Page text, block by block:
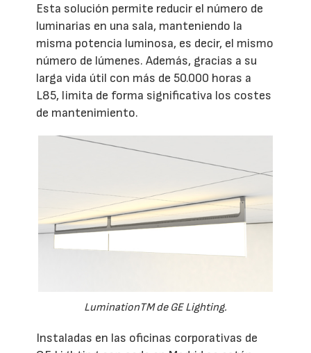
Esta solución permite reducir el número de
luminarias en una sala, manteniendo la
misma potencia luminosa, es decir, el mismo
número de lúmenes. Además, gracias a su
larga vida útil con más de 50.000 horas a
L85, limita de forma significativa los costes
de mantenimiento.
LuminationTM de GE Lighting.
Instaladas en las oficinas corporativas de